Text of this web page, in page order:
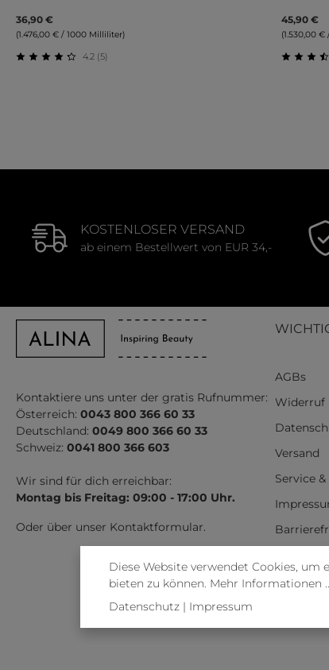
36,90 €
(1.476,00 € / 1000 Milliliter)
4.2 (5)
45,90 €
(1.530,00
KOSTENLOSER VERSAND
ab einem Bestellwert von EUR 34,-
Kontaktiere uns unter der gratis Rufnummer:
Österreich: 0043 800 366 60 33
Deutschland: 0049 800 366 60 33
Schweiz: 0041 800 366 603
Wir sind für dich erreichbar:
Montag bis Freitag: 09:00 - 17:00 Uhr.
Oder über unser Kontaktformular.
AGBs
Widerruf
Versand
Service
Vertrag
Diese Website verwendet Cookies,
bieten zu können. Mehr Informationen
Datenschutz| Impressum